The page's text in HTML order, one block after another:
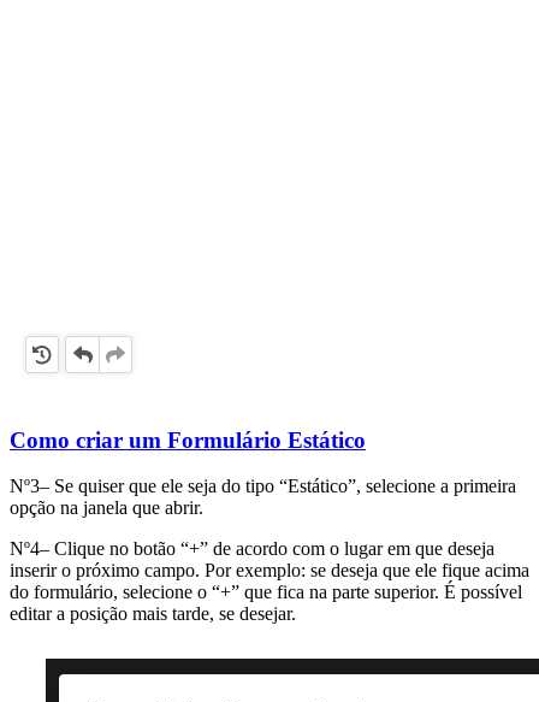
Como criar um Formulário Estático
Nº3– Se quiser que ele seja do tipo “Estático”, selecione a primeira
opção na janela que abrir.
Nº4– Clique no botão “+” de acordo com o lugar em que deseja
inserir o próximo campo. Por exemplo: se deseja que ele fique acima
do formulário, selecione o “+” que fica na parte superior. É possível
editar a posição mais tarde, se desejar.